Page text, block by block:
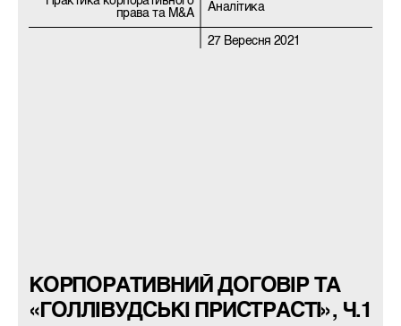
права та M&A
Аналітика
27 Вересня 2021
КОРПОРАТИВНИЙ ДОГОВІР ТА
«ГОЛЛІВУДСЬКІ ПРИСТРАСТІ», Ч.1